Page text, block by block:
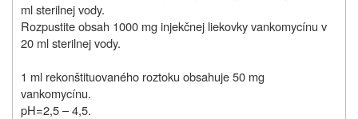
ml sterilnej vody.
Rozpustite obsah 1000 mg injekčnej liekovky vankomycínu v
20 ml sterilnej vody.
1 ml rekonštituovaného roztoku obsahuje 50 mg
vankomycínu.
pH=2,5 – 4,5.